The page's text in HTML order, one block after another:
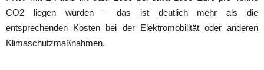
CO2 liegen würden – das ist deutlich mehr als die
entsprechenden Kosten bei der Elektromobilität oder anderen
Klimaschutzmaßnahmen.